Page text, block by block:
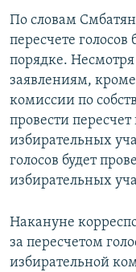
По словам
пересчете
порядке.
заявлениям,
комиссии по
провести
избирательных
голосов будет
избирательных
Накануне
за пересчетом
избирательной